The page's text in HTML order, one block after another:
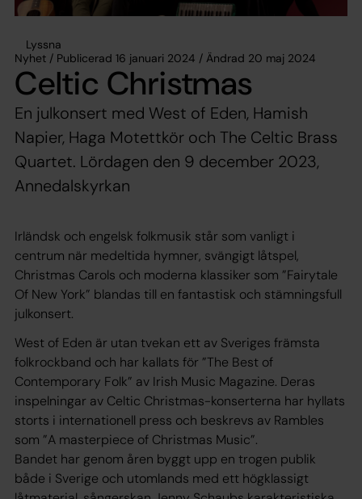
Lyssna
Nyhet / Publicerad 16 januari 2024 / Ändrad 20 maj 2024
Celtic Christmas
En julkonsert med West of Eden, Hamish
Napier, Haga Motettkör och The Celtic Brass
Quartet. Lördagen den 9 december 2023,
Annedalskyrkan
Irländsk och engelsk folkmusik står som vanligt i
centrum när medeltida hymner, svängigt låtspel,
Christmas Carols och moderna klassiker som ”Fairytale
Of New York” blandas till en fantastisk och stämningsfull
julkonsert.
West of Eden är utan tvekan ett av Sveriges främsta
folkrockband och har kallats för ”The Best of
Contemporary Folk” av Irish Music Magazine. Deras
inspelningar av Celtic Christmas-konserterna har hyllats
storts i internationell press och beskrevs av Rambles
som ”A masterpiece of Christmas Music”.
Bandet har genom åren byggt upp en trogen publik
både i Sverige och utomlands med ett högklassigt